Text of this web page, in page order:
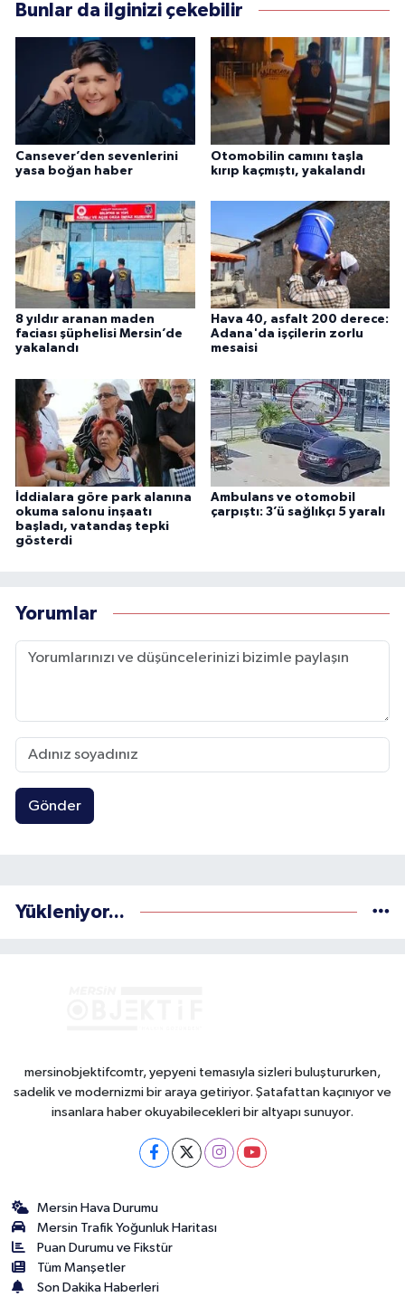
Bunlar da ilginizi çekebilir
Cansever’den sevenlerini
yasa boğan haber
Otomobilin camını taşla
kırıp kaçmıştı, yakalandı
8 yıldır aranan maden
faciası şüphelisi Mersin’de
yakalandı
Hava 40, asfalt 200 derece:
Adana'da işçilerin zorlu
mesaisi
İddialara göre park alanına
okuma salonu inşaatı
başladı, vatandaş tepki
gösterdi
Ambulans ve otomobil
çarpıştı: 3’ü sağlıkçı 5 yaralı
Yorumlar
Gönder
Yükleniyor...
mersinobjektifcomtr, yepyeni temasıyla sizleri buluştururken,
sadelik ve modernizmi bir araya getiriyor. Şatafattan kaçınıyor ve
insanlara haber okuyabilecekleri bir altyapı sunuyor.
Mersin Hava Durumu
Mersin Trafik Yoğunluk Haritası
Puan Durumu ve Fikstür
Tüm Manşetler
Son Dakika Haberleri